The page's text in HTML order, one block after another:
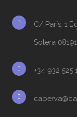
C/ París, 1
Solera
+34 932 525